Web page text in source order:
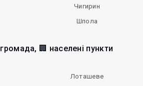
Чигирин
Шпола
громада, 🏢 населені пункти
Лоташеве